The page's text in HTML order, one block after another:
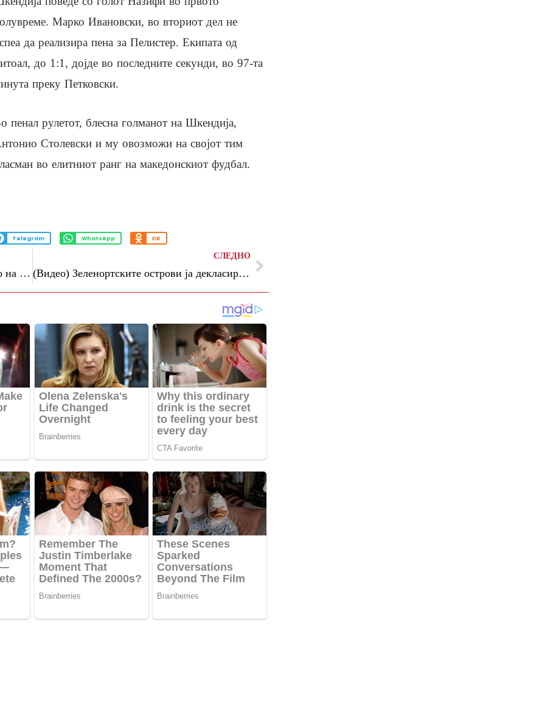
Марко Ивановски, во вториот дел не
да реализира пена за Пелистер. Екипата од
до 1:1, дојде во последните секунди, во 97-та
преку Петковски.
пенал рулетот, блесна голманот на Шкендија,
Столевски и му овозможи на својот тим
во елитниот ранг на македонскиот фудбал.
Telegram WhatsApp OK
Арсенал остана без трофејот во ЛШ, но на спектакуларен начин ја прослави титулата во Премиер лигата
СЛЕДНО
(Видео) Зеленортските острови ја декласираа Србија во пријателски натпревар